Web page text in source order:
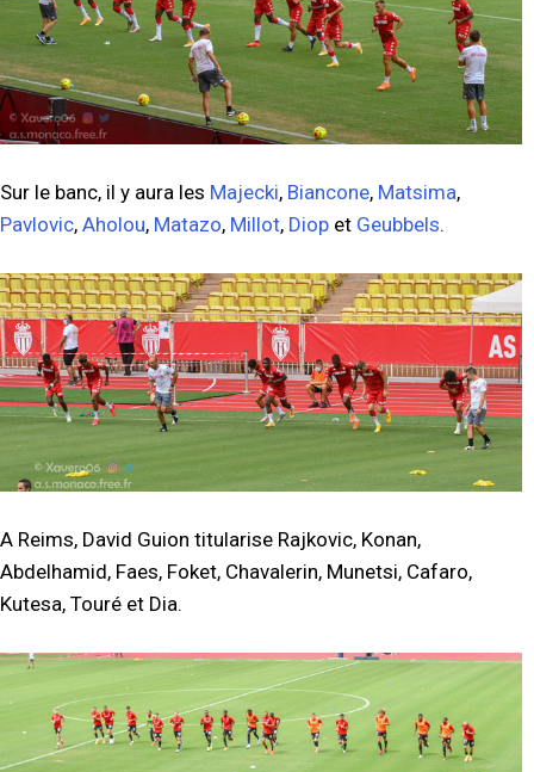
Sur le banc, il y aura les Majecki, Biancone, Matsima,
Pavlovic, Aholou, Matazo, Millot, Diop et Geubbels.
A Reims, David Guion titularise Rajkovic, Konan,
Abdelhamid, Faes, Foket, Chavalerin, Munetsi, Cafaro,
Kutesa, Touré et Dia.